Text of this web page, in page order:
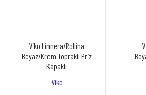
Viko Linnera/Rollina
Beyaz/Krem Topraklı Priz
Kapaklı
Viko